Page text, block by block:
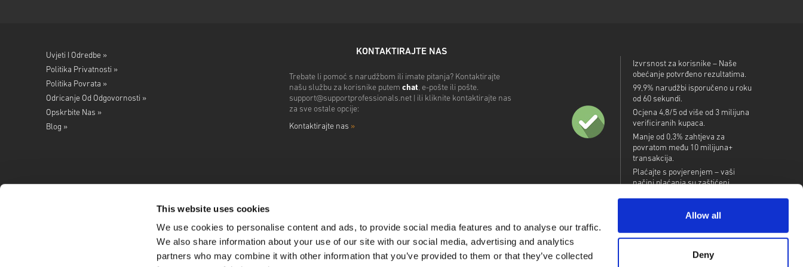
This website uses cookies
We use cookies to personalise content and ads, to provide social media features and to analyse our traffic.
We also share information about your use of our site with our social media, advertising and analytics
partners who may combine it with other information that you’ve provided to them or that they’ve collected
Allow all
Deny
Uvjeti I Odredbe »
Politika Privatnosti »
Politika Povrata »
Odricanje Od Odgovornosti »
Opskrbite Nas »
Blog »
KONTAKTIRAJTE NAS
Trebate li pomoć s narudžbom ili imate pitanja? Kontaktirajte
našu službu za korisnike putem chat, e-pošte ili pošte.
support@supportprofessionals.net| ili kliknite kontaktirajte nas
za sve ostale opcije:
Kontaktirajte nas »
Izvrsnost za korisnike – Naše
obećanje potvrđeno rezultatima.
99,9% narudžbi isporučeno u roku
od 60 sekundi.
Ocjena 4,8/5 od više od 3 milijuna
verificiranih kupaca.
Manje od 0,3% zahtjeva za
povratom među 10 milijuna+
transakcija.
Plaćajte s povjerenjem – vaši
načini plaćanja su zaštićeni.